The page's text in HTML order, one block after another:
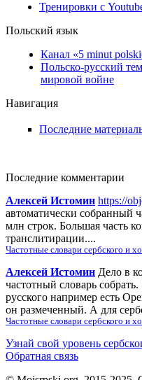
Тренировки с
Польский язык
Канал «5 minut
Польско-русский
мировой войне
Навигация
Последние
Последние комментарии
Алексей Истомин https://
автоматически собранный
млн строк. Большая часть
транслитирации....
Частотные словари сербского и
Алексей Истомин Дело в
частотный словарь
русского например есть
он размеченный. А для
Частотные словари сербского и
Узнай свой уровень
Обратная связь